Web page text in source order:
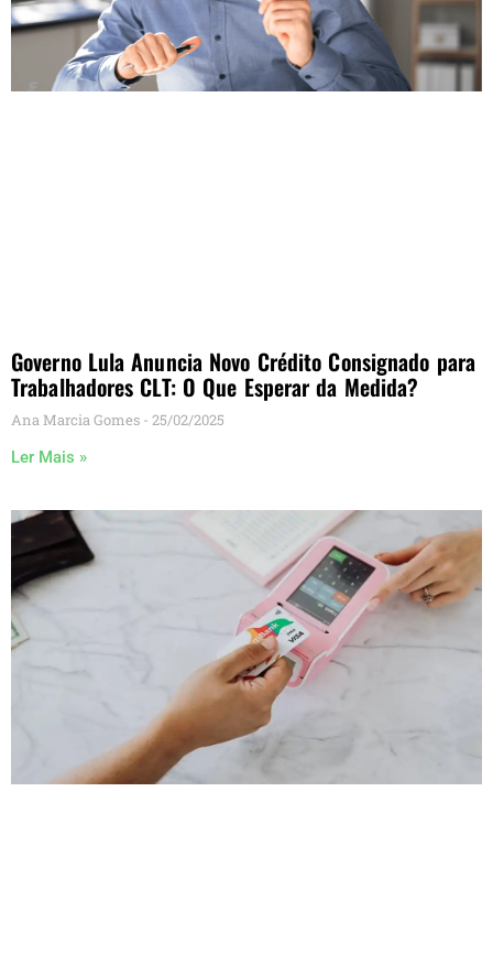
Governo Lula Anuncia Novo Crédito Consignado para
Trabalhadores CLT: O Que Esperar da Medida?
Ana Marcia Gomes
25/02/2025
Ler Mais »